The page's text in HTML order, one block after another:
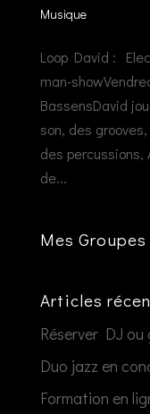
Musique
Loop David :
man-
BassensDavid
son, des
des percussions,
de...
Mes Groupes
Articles
Réserver DJ ou
Duo jazz en
Formation en